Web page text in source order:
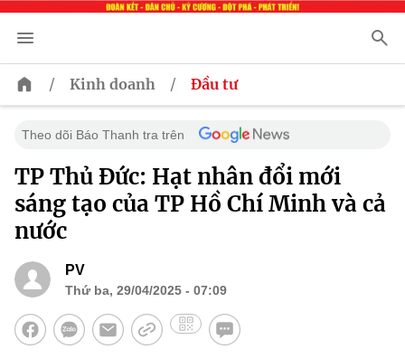
/ Kinh doanh / Đầu tư
Theo dõi Báo Thanh tra trên
TP Thủ Đức: Hạt nhân đổi mới
sáng tạo của TP Hồ Chí Minh và cả
nước
PV
Thứ ba, 29/04/2025 - 07:09